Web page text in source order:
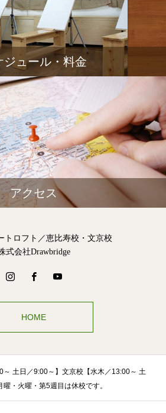
ジュール・料金
アクセス
トロフト／恵比寿校・文京校
式会社Drawbridge
HOME
～ 土日／9:00～】文京校【水木／13:00～ 土
曜・火曜・第5週目は休校です。